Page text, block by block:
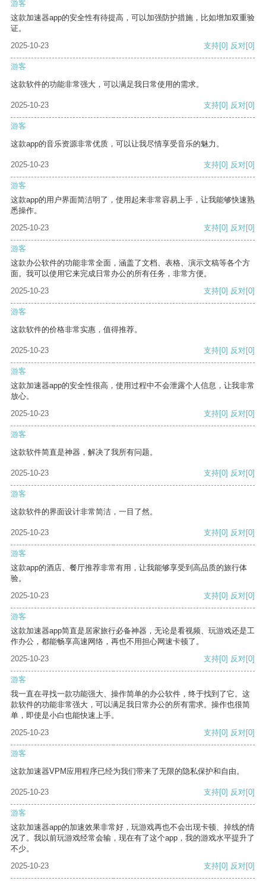
游客
这款加速器app的安全性有待提高，可以加强防护措施，比如增加双重验
证。
2025-10-23
支持[0] 反对[0]
游客
这款软件的功能非常强大，可以满足我日常使用的需求。
2025-10-23 支持[0] 反对[0]
游客
这款app的音乐资源非常优质，可以让我尽情享受音乐的魅力。
2025-10-23 支持[0] 反对[0]
游客
这款app的用户界面简洁明了，使用起来非常容易上手，让我能够快速熟
悉操作。
2025-10-23
支持[0] 反对[0]
游客
这款办公软件的功能非常全面，涵盖了文档、表格、演示文稿等各个方
面。我可以使用它来完成日常办公的所有任务，非常方便。
2025-10-23
支持[0] 反对[0]
游客
这款软件的价格非常实惠，值得推荐。
2025-10-23 支持[0] 反对[0]
游客
这款加速器app的安全性很高，使用过程中不会泄露个人信息，让我非常
放心。
2025-10-23
支持[0] 反对[0]
游客
这款软件简直是神器，解决了我所有问题。
2025-10-23 支持[0] 反对[0]
游客
这款软件的界面设计非常简洁，一目了然。
2025-10-23 支持[0] 反对[0]
游客
这款app的酒店、餐厅推荐非常有用，让我能够享受到高品质的旅行体
验。
2025-10-23
支持[0] 反对[0]
游客
这款加速器app简直是居家旅行必备神器，无论是看视频、玩游戏还是工
作办公，都能畅享高速网络，再也不用担心网速卡顿了。
2025-10-23
支持[0] 反对[0]
游客
我一直在寻找一款功能强大、操作简单的办公软件，终于找到了它。这
款软件的功能非常强大，可以满足我日常办公的所有需求。操作也很简
单，即使是小白也能快速上手。
2025-10-23
支持[0] 反对[0]
游客
这款加速器VPM应用程序已经为我们带来了无限的隐私保护和自由。
2025-10-23 支持[0] 反对[0]
游客
这款加速器app的加速效果非常好，玩游戏再也不会出现卡顿、掉线的情
况了。我以前玩游戏经常会输，现在有了这个app，我的游戏水平提升了
不少。
2025-10-23
支持[0] 反对[0]